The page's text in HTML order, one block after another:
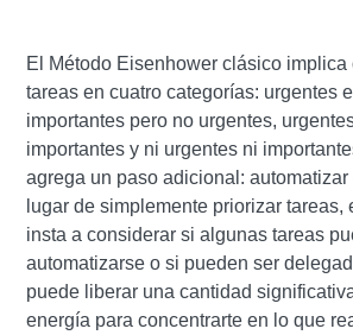
El Método Eisenhower clásico implica
tareas en cuatro categorías: urgentes
importantes pero no urgentes,
importantes y ni urgentes ni
agrega un paso adicional: automatizar
lugar de simplemente priorizar tareas,
insta a considerar si algunas tareas
automatizarse o si pueden ser
puede liberar una cantidad
energía para concentrarte en lo que